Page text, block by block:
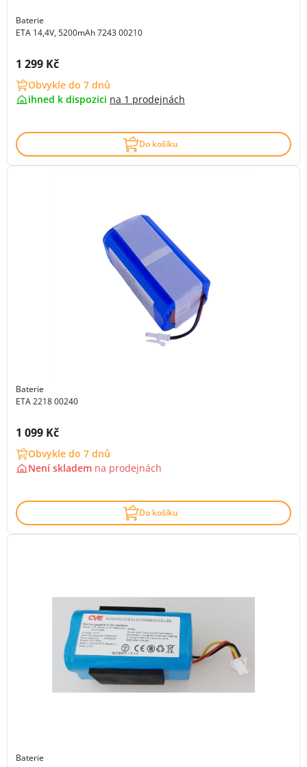
Baterie
ETA 14,4V, 5200mAh 7243 00210
Cena s DPH:
1 299 Kč
Obvykle do 7 dnů
ihned k dispozici na 1 prodejnách
Do košíku
Baterie
ETA 2218 00240
Cena s DPH:
1 099 Kč
Obvykle do 7 dnů
Není skladem na prodejnách
Do košíku
Baterie